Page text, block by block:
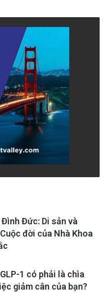
Đình Đức: Di sản và
đời của Nhà Khoa
1 có phải là chìa
giảm cân của bạn?